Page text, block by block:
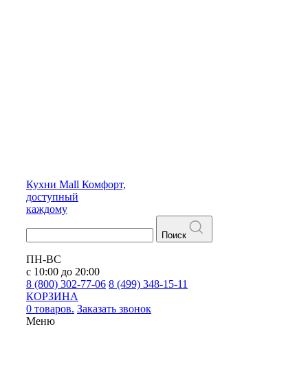
Кухни Mall Комфорт,
доступный
каждому
Поиск
ПН-ВС
с 10:00 до 20:00
8 (800) 302-77-06 8 (499) 348-15-11
КОРЗИНА
0 товаров. Заказать звонок
Меню